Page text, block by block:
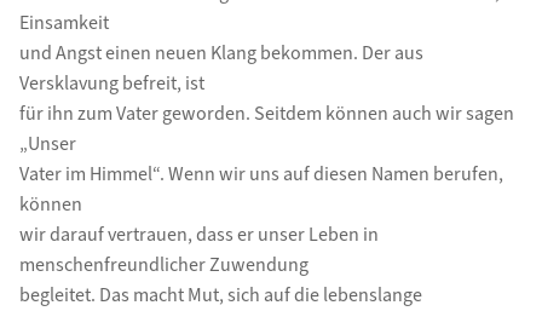
Einsamkeit
und Angst einen neuen Klang bekommen. Der aus
Versklavung befreit, ist
für ihn zum Vater geworden. Seitdem können auch wir sagen
„Unser
Vater im Himmel“. Wenn wir uns auf diesen Namen berufen,
können
wir darauf vertrauen, dass er unser Leben in
menschenfreundlicher Zuwendung
begleitet. Das macht Mut, sich auf die lebenslange